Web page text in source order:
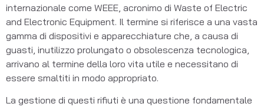
internazionale come WEEE, acronimo di Waste of Electric
and Electronic Equipment. Il termine si riferisce a una vasta
gamma di dispositivi e apparecchiature che, a causa di
guasti, inutilizzo prolungato o obsolescenza tecnologica,
arrivano al termine della loro vita utile e necessitano di
essere smaltiti in modo appropriato.
La gestione di questi rifiuti è una questione fondamentale